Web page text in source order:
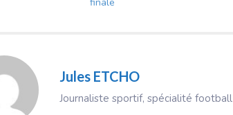
Jules ETCHO
Journaliste sportif, spécialité football